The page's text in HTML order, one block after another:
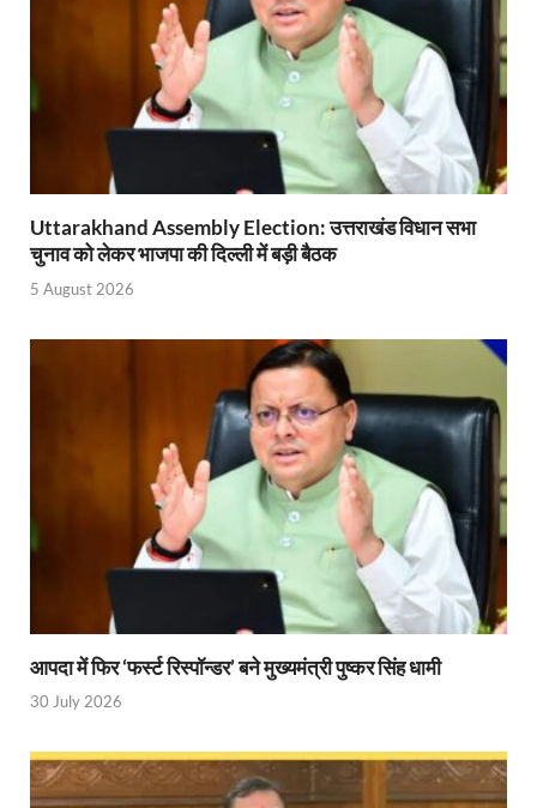
Millets Organic Food Start UP : सीएम योगी की
Kuldeep Singh Sengar: CJI की अध्यक्षता वाली बेंच
Kunda Raja Bhaiya: राजा भैया को मिला 1.5 करोड का
Jan-Jan Ki Sarkar: धामी मॉडल ने शासन को जनता के
Ankita Bhandari Case: अंकिता भंडारी केस से संबंधित
Aravalli Satyagraha Yatra: अरावली की रक्षा के लिए
Rhythm of the Universe: यशोभूमि में ‘रिदम ऑफ
Voter Mapping: मतदाता मैपिंग आसान बनाने के लिए
PM Adarsh Gram Yojana: योगी सरकार का बड़ा कदम,
Rabri Devi Residence: रात के अंधेरे में खाली होने लगा
Nainital Winter Carnival: मुख्यमंत्री पुष्कर सिंह धामी
Railway West Bengal Project: भारतीय रेलवे ने
Nitin Nabin News: चुनाव में प्रचंड बहुमत में बीएलए 2 ने
Northern Railway News: उत्तर रेलवे ने हिमाचल
Uttarakhand Assembly Election: उत्तराखंड विधान सभा
चुनाव को लेकर भाजपा की दिल्ली में बड़ी बैठक
5 August 2026
आपदा में फिर ‘फर्स्ट रिस्पॉन्डर’ बने मुख्यमंत्री पुष्कर सिंह धामी
30 July 2026